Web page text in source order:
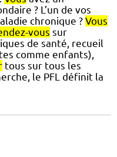
? L’un de vos
chronique ? Vous
vous sur
de santé, recueil
comme enfants),
tous sur tous les
le PFL définit la